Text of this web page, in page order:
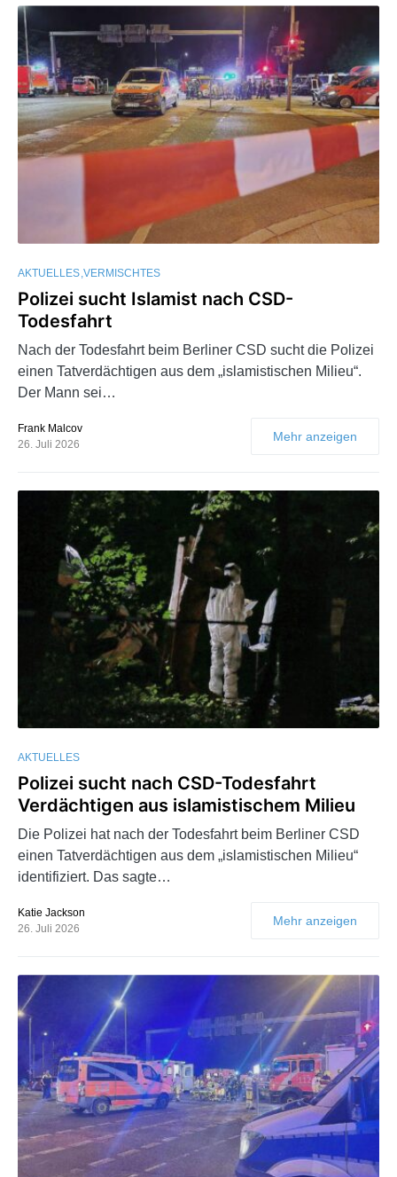
AKTUELLES VERMISCHTES
Polizei sucht Islamist nach CSD-
Todesfahrt
Nach der Todesfahrt beim Berliner CSD sucht die Polizei
einen Tatverdächtigen aus dem „islamistischen Milieu“.
Der Mann sei…
Frank Malcov
26. Juli 2026
Mehr anzeigen
AKTUELLES
Polizei sucht nach CSD-Todesfahrt
Verdächtigen aus islamistischem Milieu
Die Polizei hat nach der Todesfahrt beim Berliner CSD
einen Tatverdächtigen aus dem „islamistischen Milieu“
identifiziert. Das sagte…
Katie Jackson
26. Juli 2026
Mehr anzeigen